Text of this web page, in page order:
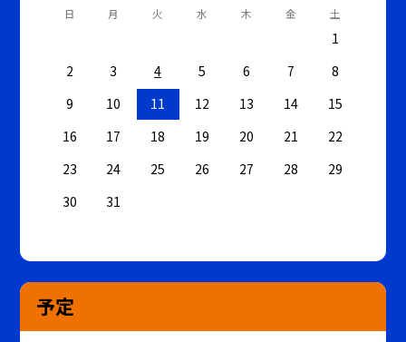
日 月 火 水 木 金 土
1
2
3 4 5 6 7
8
9
10 11 12 13 14
15
16
17 18 19 20 21
22
23
24 25 26 27 28
29
30
31
予定